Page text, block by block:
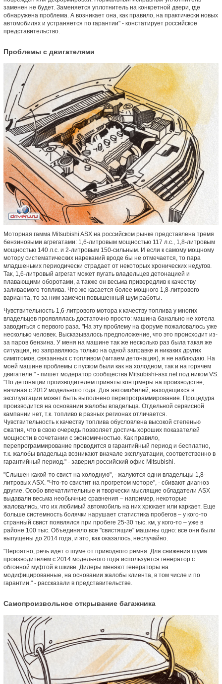
заменен не будет. Заменяется уплотнитель на конкретной двери, где
обнаружена проблема. А возникает она, как правило, на практически новых
автомобилях и устраняется по гарантии" - констатирует российское
представительство.
Проблемы с двигателями
Моторная гамма Mitsubishi ASX на российском рынке представлена тремя
бензиновыми агрегатами: 1,6-литровым мощностью 117 л.с., 1,8-литровым
мощностью 140 л.с. и 2-литровым 150-сильным. И если к самому мощному
мотору систематических нареканий вроде бы не отмечается, то пара
младшеньких периодически страдает от некоторых хронических недугов.
Так, 1,6-литровый агрегат может пугать владельцев детонацией и
плавающими оборотами, а также он весьма привередлив к качеству
заливаемого топлива. Что же касается более мощного 1,8-литрового
варианта, то за ним замечен повышенный шум работы.
Чувствительность 1,6-литрового мотора к качеству топлива у многих
владельцев проявлялась достаточно просто: машина банально не хотела
заводиться с первого раза. "На эту проблему на форуме пожаловалось уже
несколько человек. Высказывалось предположение, что это происходит из-
за паров бензина. У меня на машине так же несколько раз была такая же
ситуация, но заправляюсь только на одной заправке и никаких других
симптомов, связанных с топливом (читаем детонация), я не наблюдаю. На
моей машине проблемы с пуском были как на холодном, так и на горячем
двигателе." - пишет модератор сообщества Mitsubishi-asx.net под ником VS.
"По детонации производителем приняты контрмеры на производстве,
начиная с 2012 модельного года. Для автомобилей, находящихся в
эксплуатации может быть выполнено перепрограммирование. Процедура
производится на основании жалобы владельца. Отдельной сервисной
кампании нет, т.к. топливо в разных регионах отличается.
Чувствительность к качеству топлива обусловлена высокой степенью
сжатия, что в свою очередь позволяет достичь хороших показателей
мощности в сочетании с экономичностью. Как правило,
перепрограммирование проводится в гарантийный период и бесплатно,
т.к. жалобы владельца возникают вначале эксплуатации, соответственно в
гарантийный период." - заверил российский офис Mitsubishi.
"Слышен какой-то свист на холодную", - жалуются одни владельцы 1,8-
литровых ASX. "Что-то свистит на прогретом моторе", - сбивают диагноз
другие. Особо впечатлительные и творчески мыслящие обладатели ASX
выдавали весьма необычные сравнения – например, некоторые
жаловались, что их любимый автомобиль на них хрюкает или каркает. Еще
больше системность болячки нарушает статистика пробегов – у кого-то
странный свист появлялся при пробеге 25-30 тыс. км, у кого-то – уже в
районе 100 тыс. Объединяло все "свистящие" машины одно: все они были
выпущены до 2014 года, и это, как оказалось, неслучайно.
"Вероятно, речь идет о шуме от приводного ремня. Для снижения шума
производителем с 2014 модельного года используется генератор с
обгонной муфтой в шкиве. Дилеры меняют генераторы на
модифицированные, на основании жалобы клиента, в том числе и по
гарантии." - рассказали в представительстве.
Самопроизвольное открывание багажника